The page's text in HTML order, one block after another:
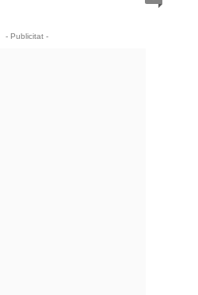
- Publicitat -